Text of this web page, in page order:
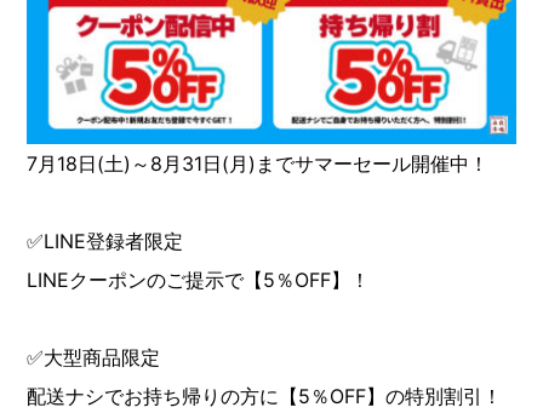
7月18日(土)～8月31日(月)までサマーセール開催中！
✅LINE登録者限定
LINEクーポンのご提示で【5％OFF】！
✅大型商品限定
配送ナシでお持ち帰りの方に【5％OFF】の特別割引！